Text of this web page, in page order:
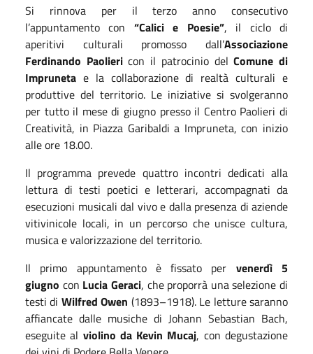
Si rinnova per il terzo anno consecutivo
l’appuntamento con “Calici e Poesie”, il ciclo di
aperitivi culturali promosso dall’Associazione
Ferdinando Paoliericon il patrocinio delComune di
Impruneta e la collaborazione di realtà culturali e
produttive del territorio. Le iniziative si svolgeranno
per tutto il mesedi giugno presso il Centro Paolieri di
Creatività, in Piazza Garibaldi a Impruneta, con inizio
alle ore 18.00.
Il programma prevede quattro incontri dedicati alla
lettura di testi poetici e letterari, accompagnati da
esecuzioni musicali dal vivo e dalla presenza di aziende
vitivinicole locali, in un percorso che unisce cultura,
musica e valorizzazione del territorio.
Il primo appuntamento è fissato per venerdì 5
giugno con Lucia Geraci, che proporrà una selezione di
testi di Wilfred Owen (1893–1918). Le letture saranno
affiancate dalle musiche di Johann Sebastian Bach,
eseguite al violino da Kevin Mucaj, con degustazione